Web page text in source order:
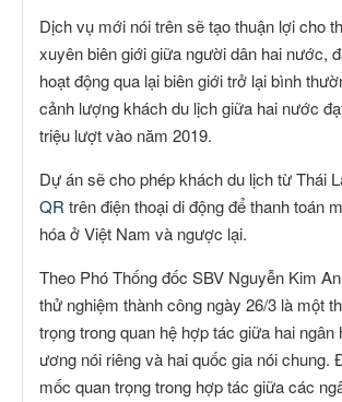
Dịch vụ mới nói trên sẽ tạo thuận lợi cho
xuyên biên giới giữa người dân hai nước,
hoạt động qua lại biên giới trở lại bình
cảnh lượng khách du lịch giữa hai nước
triệu lượt vào năm 2019.
Dự án sẽ cho phép khách du lịch từ Thái
QR trên điện thoại di động để thanh toán
hóa ở Việt Nam và ngược lại.
Theo Phó Thống đốc SBV Nguyễn Kim
thử nghiệm thành công ngày 26/3 là một
trọng trong quan hệ hợp tác giữa hai ngân
ương nói riêng và hai quốc gia nói chung.
mốc quan trọng trong hợp tác giữa các